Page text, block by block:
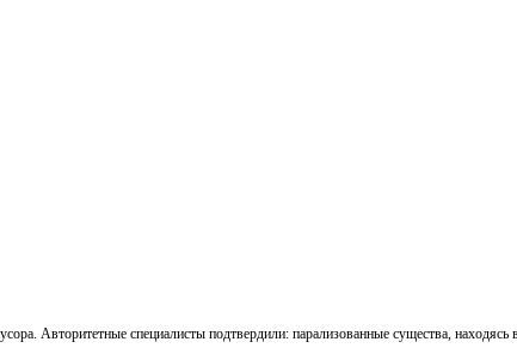
Авторитетные специалисты подтвердили: парализованные существа, находясь